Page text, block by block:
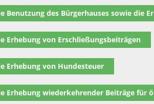
Benutzung des Bürgerhauses sowie die
Erhebung von Erschließungsbeiträgen
Erhebung von Hundesteuer
Erhebung wiederkehrender Beiträge für